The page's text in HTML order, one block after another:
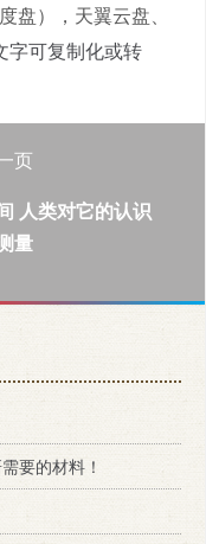
盘），天翼云盘、
字可复制化或转
页
人类对它的认识
量
要的材料！